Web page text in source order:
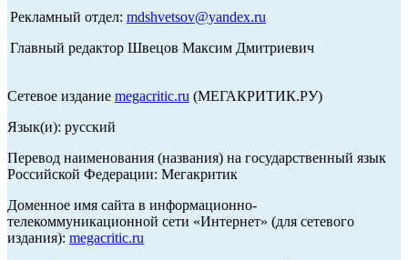
Рекламный отдел: mdshvetsov@yandex.ru
Главный редактор Швецов Максим Дмитриевич
Сетевое издание megacritic.ru (МЕГАКРИТИК.РУ)
Язык(и): русский
Перевод наименования (названия) на государственный язык
Российской Федерации: Мегакритик
Доменное имя сайта в информационно-
телекоммуникационной сети «Интернет» (для сетевого
издания): megacritic.ru